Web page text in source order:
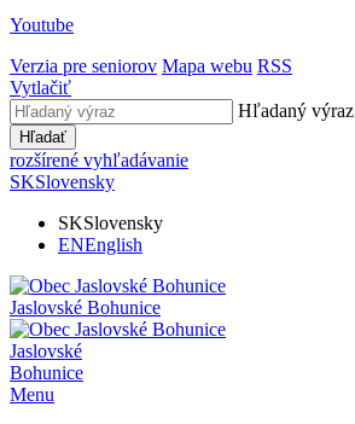
Youtube
Verzia pre seniorov Mapa webu RSS
Vytlačiť
Hľadaný výraz
Hľadať
rozšírené vyhľadávanie
SKSlovensky
SKSlovensky
ENEnglish
Jaslovské Bohunice
Jaslovské
Bohunice
Menu